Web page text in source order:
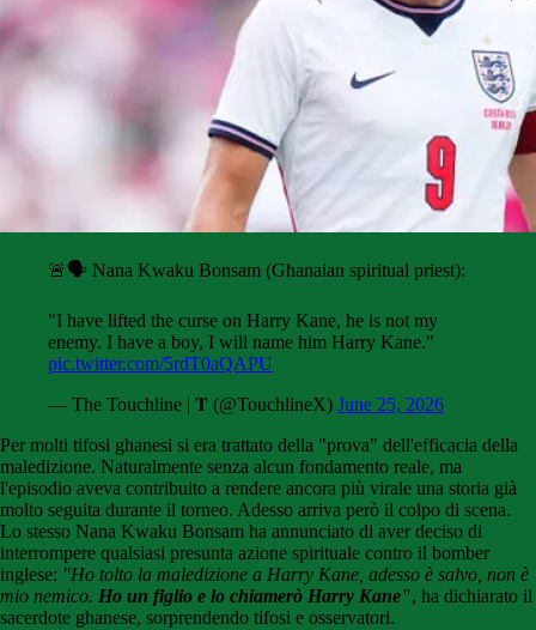
🚨🗣️ Nana Kwaku Bonsam (Ghanaian spiritual priest):
"I have lifted the curse on Harry Kane, he is not my
enemy. I have a boy, I will name him Harry Kane."
pic.twitter.com/5rdT0aQAPU
— The Touchline | 𝐓 (@TouchlineX) June 25, 2026
Per molti tifosi ghanesi si era trattato della "prova" dell'efficacia della
maledizione. Naturalmente senza alcun fondamento reale, ma
l'episodio aveva contribuito a rendere ancora più virale una storia già
molto seguita durante il torneo. Adesso arriva però il colpo di scena.
Lo stesso Nana Kwaku Bonsam ha annunciato di aver deciso di
interrompere qualsiasi presunta azione spirituale contro il bomber
inglese: "Ho tolto la maledizione a Harry Kane, adesso è salvo, non è
mio nemico. Ho un figlio e lo chiamerò Harry Kane", ha dichiarato il
sacerdote ghanese, sorprendendo tifosi e osservatori.